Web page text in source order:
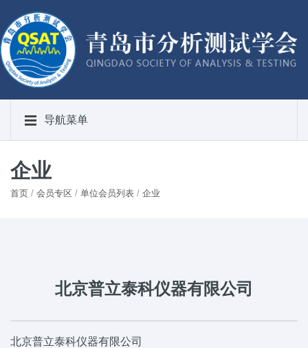
导航菜单
企业
首页 / 会员专区 / 单位会员列表 / 企业
北京普立泰科仪器有限公司
北京普立泰科仪器有限公司